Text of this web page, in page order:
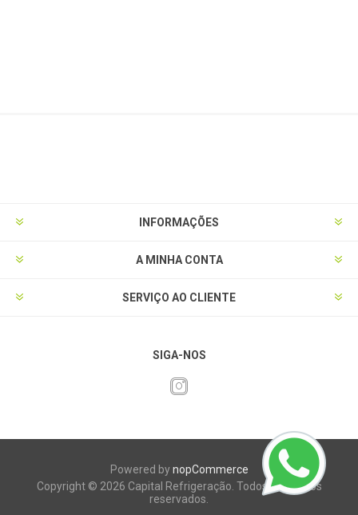
INFORMAÇÕES
A MINHA CONTA
SERVIÇO AO CLIENTE
SIGA-NOS
Powered bynopCommerce
Copyright © 2026 Capital Refrigeração. Todos os direitos
reservados.